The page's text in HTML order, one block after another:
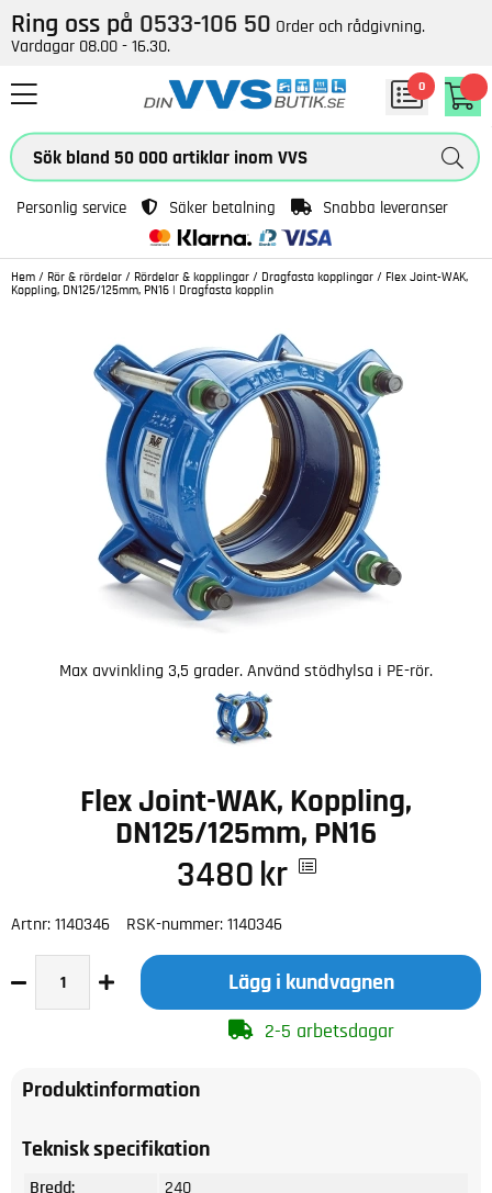
Ring oss på 0533-106 50 Order och rådgivning.
Vardagar 08.00 - 16.30.
0
Personlig service Säker betalning Snabba leveranser
Hem / Rör & rördelar / Rördelar & kopplingar / Dragfasta kopplingar / Flex Joint-WAK,
Koppling, DN125/125mm, PN16 | Dragfasta kopplin
Max avvinkling 3,5 grader. Använd stödhylsa i PE-rör.
Flex Joint-WAK, Koppling,
DN125/125mm, PN16
3480 kr
Artnr: 1140346 RSK-nummer: 1140346
Lägg i kundvagnen
2-5 arbetsdagar
Produktinformation
Teknisk specifikation
Bredd:
240